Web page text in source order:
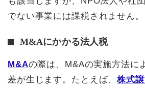
でない事業には課税されません。
M&Aにかかる法人税
M&Aの際は、M&Aの実施方法に
差が生じます。たとえば、株式